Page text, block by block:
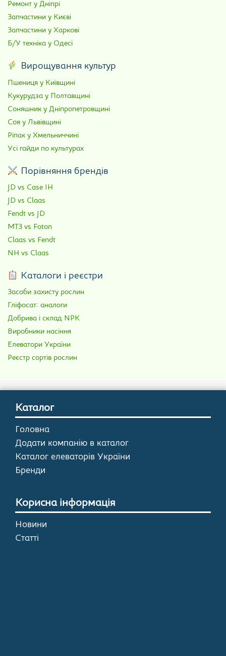
Ремонт у Дніпрі
Запчастини у Києві
Запчастини у Харкові
Б/У техніка у Одесі
Вирощування культур
Пшениця у Київщині
Кукурудза у Полтавщині
Соняшник у Дніпропетровщині
Соя у Львівщині
Ріпак у Хмельниччині
Усі гайди по культурах
Порівняння брендів
JD vs Case IH
JD vs Claas
Fendt vs JD
МТЗ vs Foton
Claas vs Fendt
NH vs Claas
Каталоги і реєстри
Засоби захисту рослин
Гліфосат: аналоги
Добрива і склад NPK
Виробники насіння
Елеватори України
Реєстр сортів рослин
Каталог
Головна
Додати компанію в каталог
Каталог елеваторів України
Бренди
Корисна інформація
Новини
Статті